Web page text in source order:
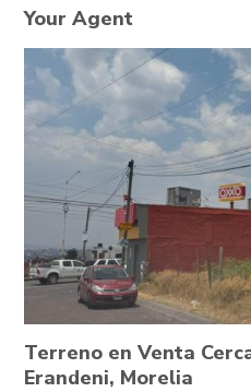
Your Agent
Terreno en Venta
Erandeni, Morelia